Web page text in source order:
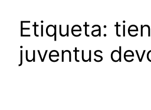
Etiqueta:
juventus